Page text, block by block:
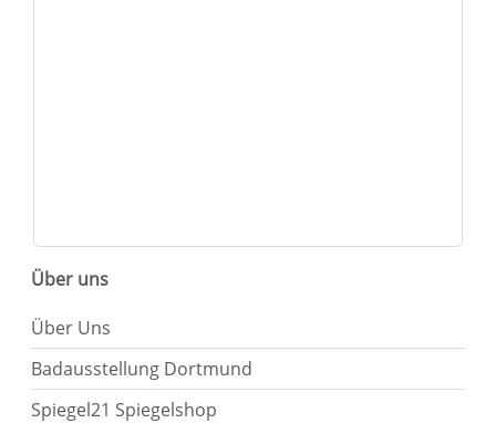
Über uns
Über Uns
Badausstellung Dortmund
Spiegel21 Spiegelshop